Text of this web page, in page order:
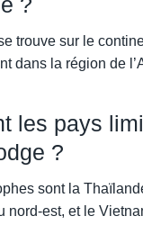
trouve sur le
dans la région de
les pays
?
sont la
nord-est, et le